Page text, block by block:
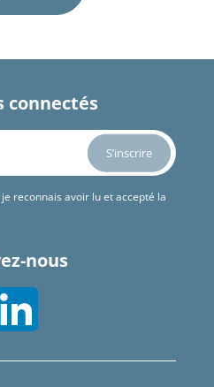
connectés
reconnais avoir lu et accepté la
nous